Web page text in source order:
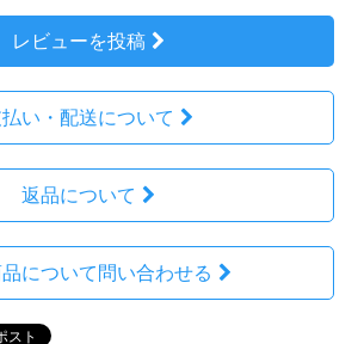
レビューを投稿
い・配送について
返品について
について問い合わせる